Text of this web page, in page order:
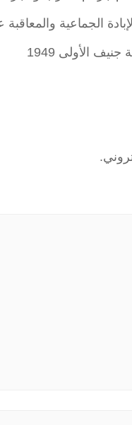
الجماعية والمعاقبة
الأولى 1949